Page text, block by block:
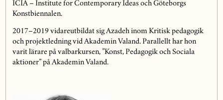
ICIA – Institute for Contemporary Ideas och Göteborgs
Konstbiennalen.
2017–2019 vidareutbildat sig Azadeh inom Kritisk pedagogik
och projektledning vid Akademin Valand. Parallellt har hon
varit lärare på valbarkursen, ”Konst, Pedagogik och Sociala
aktioner” på Akademin Valand.